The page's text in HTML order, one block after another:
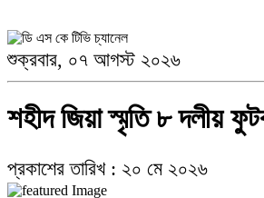
জিয়ানগরে টগড়া ফেরিঘাটে দুর্ঘ'টনা, নদীতে পড়ে ৩ লাখ
শুক্রবার, ০৭ আগস্ট ২০২৬
শহীদ জিয়া স্মৃতি ৮ দলীয়
প্রকাশের তারিখ : ২০ মে ২০২৬